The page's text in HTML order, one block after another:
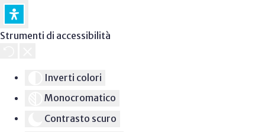
Strumenti di accessibilità
Inverti colori
Monocromatico
Contrasto scuro